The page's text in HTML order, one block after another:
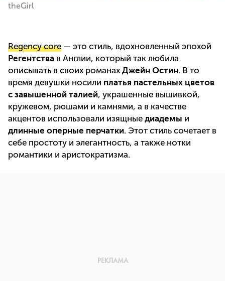
theGirl
Regency core — это стиль, вдохновленный эпохой
Регентства в Англии, который так любила
описывать в своих романах Джейн Остин. В то
время девушки носили платья пастельных цветов
с завышенной талией, украшенные вышивкой,
кружевом, рюшами и камнями, а в качестве
акцентов использовали изящные диадемы и
длинные оперные перчатки. Этот стиль сочетает в
себе простоту и элегантность, а также нотки
романтики и аристократизма.